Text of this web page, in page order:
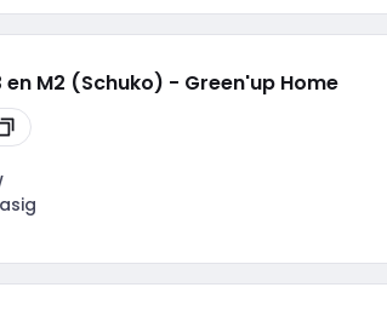
M2 (Schuko) - Green'up Home